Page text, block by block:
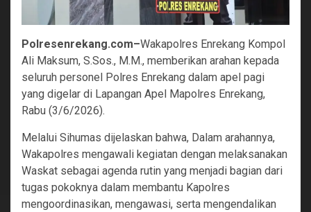
Polresenrekang.com–Wakapolres Enrekang Kompol
Ali Maksum, S.Sos., M.M., memberikan arahan kepada
seluruh personel Polres Enrekang dalam apel pagi
yang digelar di Lapangan Apel Mapolres Enrekang,
Rabu (3/6/2026).
Melalui Sihumas dijelaskan bahwa, Dalam arahannya,
Wakapolres mengawali kegiatan dengan melaksanakan
Waskat sebagai agenda rutin yang menjadi bagian dari
tugas pokoknya dalam membantu Kapolres
mengoordinasikan, mengawasi, serta mengendalikan